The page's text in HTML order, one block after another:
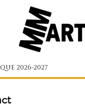
2026-2027